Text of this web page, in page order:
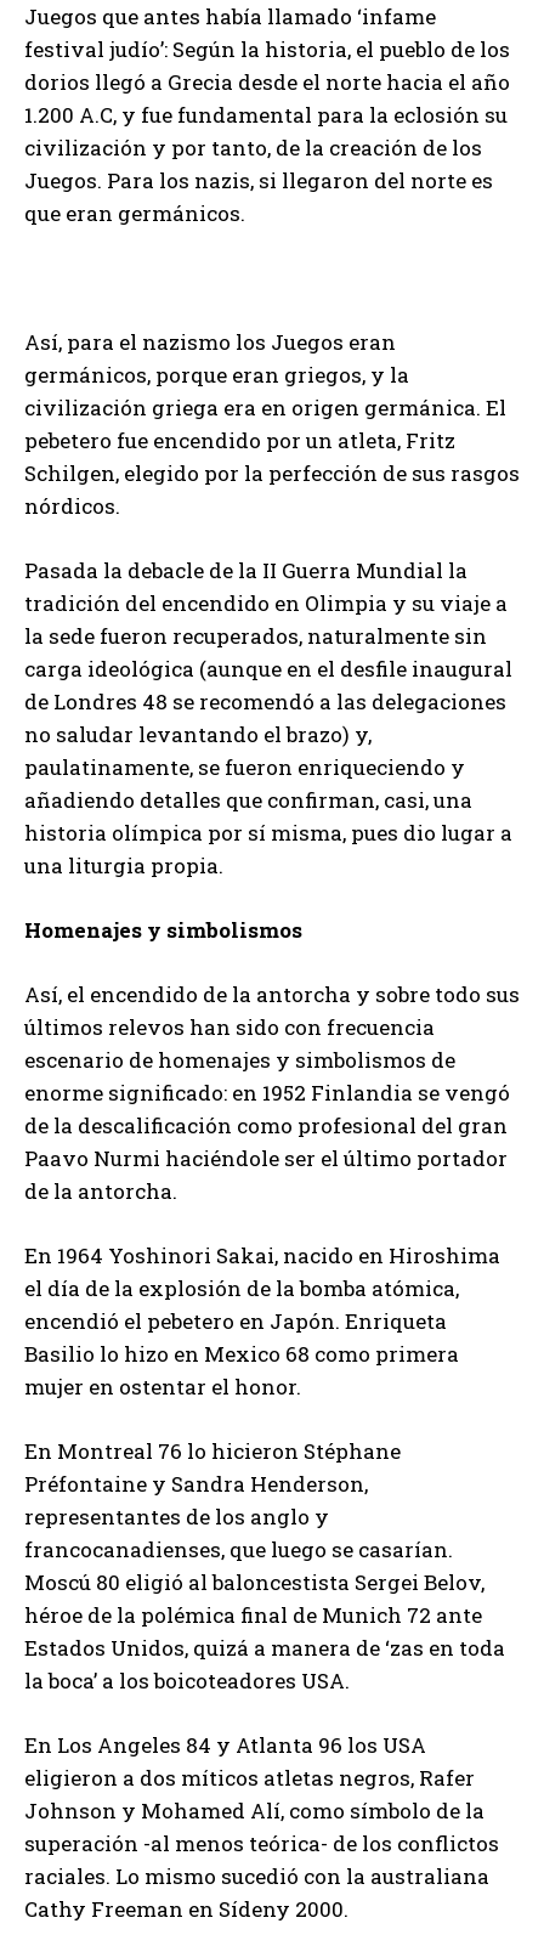
Juegos que antes había llamado ‘infame
festival judío’: Según la historia, el pueblo de los
dorios llegó a Grecia desde el norte hacia el año
1.200 A.C, y fue fundamental para la eclosión su
civilización y por tanto, de la creación de los
Juegos. Para los nazis, si llegaron del norte es
que eran germánicos.
Así, para el nazismo los Juegos eran
germánicos, porque eran griegos, y la
civilización griega era en origen germánica. El
pebetero fue encendido por un atleta, Fritz
Schilgen, elegido por la perfección de sus rasgos
nórdicos.
Pasada la debacle de la II Guerra Mundial la
tradición del encendido en Olimpia y su viaje a
la sede fueron recuperados, naturalmente sin
carga ideológica (aunque en el desfile inaugural
de Londres 48 se recomendó a las delegaciones
no saludar levantando el brazo) y,
paulatinamente, se fueron enriqueciendo y
añadiendo detalles que confirman, casi, una
historia olímpica por sí misma, pues dio lugar a
una liturgia propia.
Homenajes y simbolismos
Así, el encendido de la antorcha y sobre todo sus
últimos relevos han sido con frecuencia
escenario de homenajes y simbolismos de
enorme significado: en 1952 Finlandia se vengó
de la descalificación como profesional del gran
Paavo Nurmi haciéndole ser el último portador
de la antorcha.
En 1964 Yoshinori Sakai, nacido en Hiroshima
el día de la explosión de la bomba atómica,
encendió el pebetero en Japón. Enriqueta
Basilio lo hizo en Mexico 68 como primera
mujer en ostentar el honor.
En Montreal 76 lo hicieron Stéphane
Préfontaine y Sandra Henderson,
representantes de los anglo y
francocanadienses, que luego se casarían.
Moscú 80 eligió al baloncestista Sergei Belov,
héroe de la polémica final de Munich 72 ante
Estados Unidos, quizá a manera de ‘zas en toda
la boca’ a los boicoteadores USA.
En Los Angeles 84 y Atlanta 96 los USA
eligieron a dos míticos atletas negros, Rafer
Johnson y Mohamed Alí, como símbolo de la
superación -al menos teórica- de los conflictos
raciales. Lo mismo sucedió con la australiana
Cathy Freeman en Sídeny 2000.